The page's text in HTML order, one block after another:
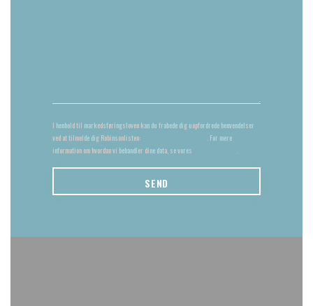
I henhold til markedsføringsloven kan du frabede dig uopfordrede henvendelser
ved at tilmelde dig Robinsonlisten:
. For mere
information om hvordan vi behandler dine data, se vores
.